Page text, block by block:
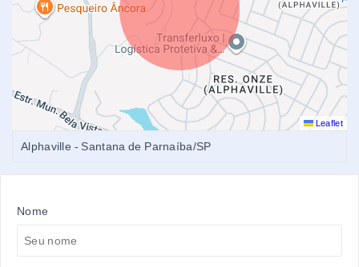
Leaflet
Alphaville - Santana de Parnaíba/SP
Nome